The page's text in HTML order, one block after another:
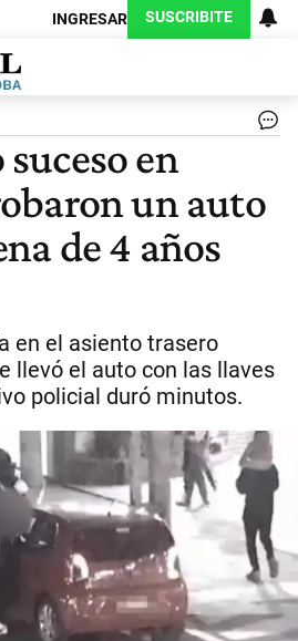
INGRESAR SUSCRIBITE
en
un auto
de 4 años
en el asiento trasero
llevó el auto con las llaves
policial duró minutos.